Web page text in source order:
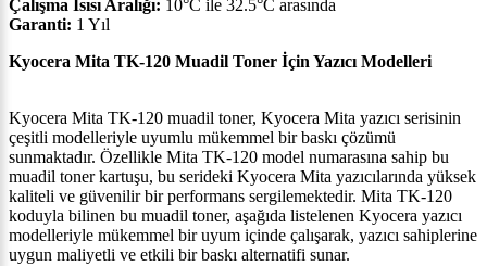
Çalışma Isısı Aralığı: 10°C ile 32.5°C arasında
Garanti: 1 Yıl
Kyocera Mita TK-120 Muadil Toner İçin Yazıcı Modelleri
Kyocera Mita TK-120 muadil toner, Kyocera Mita yazıcı serisinin
çeşitli modelleriyle uyumlu mükemmel bir baskı çözümü
sunmaktadır. Özellikle Mita TK-120 model numarasına sahip bu
muadil toner kartuşu, bu serideki Kyocera Mita yazıcılarında yüksek
kaliteli ve güvenilir bir performans sergilemektedir. Mita TK-120
koduyla bilinen bu muadil toner, aşağıda listelenen Kyocera yazıcı
modelleriyle mükemmel bir uyum içinde çalışarak, yazıcı sahiplerine
uygun maliyetli ve etkili bir baskı alternatifi sunar.